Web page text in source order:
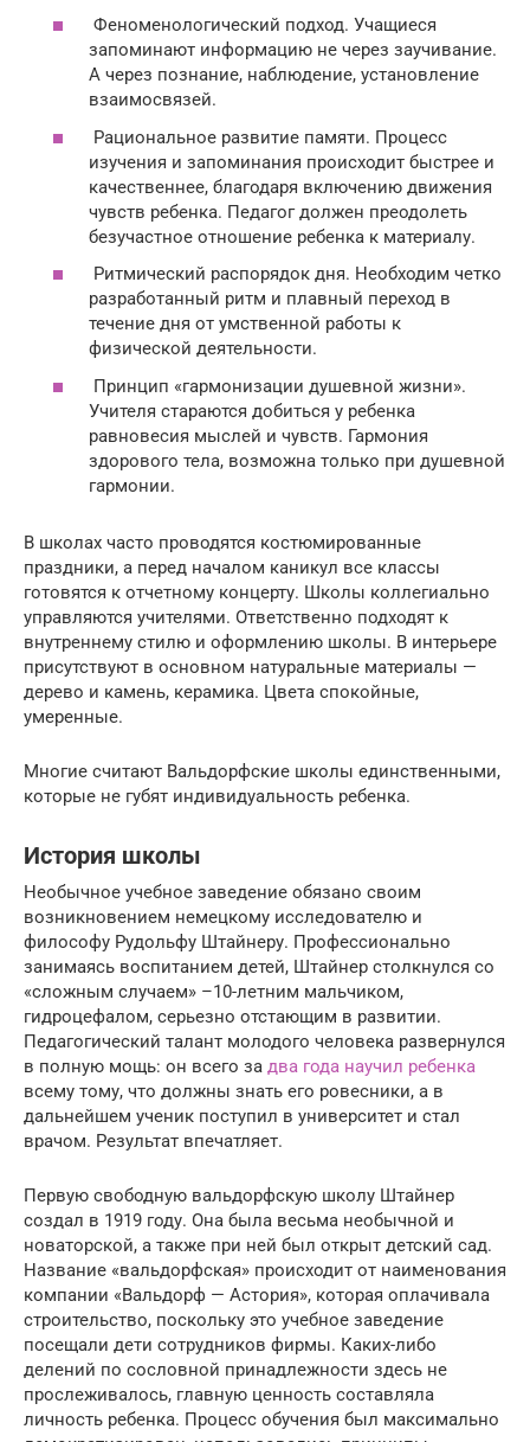
Феноменологический подход. Учащиеся
запоминают информацию не через заучивание.
А через познание, наблюдение, установление
взаимосвязей.
Рациональное развитие памяти. Процесс
изучения и запоминания происходит быстрее и
качественнее, благодаря включению движения
чувств ребенка. Педагог должен преодолеть
безучастное отношение ребенка к материалу.
Ритмический распорядок дня. Необходим четко
разработанный ритм и плавный переход в
течение дня от умственной работы к
физической деятельности.
Принцип «гармонизации душевной жизни».
Учителя стараются добиться у ребенка
равновесия мыслей и чувств. Гармония
здорового тела, возможна только при душевной
гармонии.
В школах часто проводятся костюмированные
праздники, а перед началом каникул все классы
готовятся к отчетному концерту. Школы коллегиально
управляются учителями. Ответственно подходят к
внутреннему стилю и оформлению школы. В интерьере
присутствуют в основном натуральные материалы —
дерево и камень, керамика. Цвета спокойные,
умеренные.
Многие считают Вальдорфские школы единственными,
которые не губят индивидуальность ребенка.
История школы
Необычное учебное заведение обязано своим
возникновением немецкому исследователю и
философу Рудольфу Штайнеру. Профессионально
занимаясь воспитанием детей, Штайнер столкнулся со
«сложным случаем» –10-летним мальчиком,
гидроцефалом, серьезно отстающим в развитии.
Педагогический талант молодого человека развернулся
в полную мощь: он всего за два года научил ребенка
всему тому, что должны знать его ровесники, а в
дальнейшем ученик поступил в университет и стал
врачом. Результат впечатляет.
Первую свободную вальдорфскую школу Штайнер
создал в 1919 году. Она была весьма необычной и
новаторской, а также при ней был открыт детский сад.
Название «вальдорфская» происходит от наименования
компании «Вальдорф — Астория», которая оплачивала
строительство, поскольку это учебное заведение
посещали дети сотрудников фирмы. Каких-либо
делений по сословной принадлежности здесь не
прослеживалось, главную ценность составляла
личность ребенка. Процесс обучения был максимально